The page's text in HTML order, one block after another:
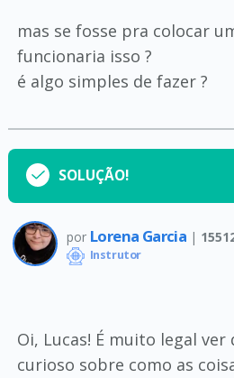
mas se fosse pra colocar
funcionaria isso ?
é algo simples de fazer ?
SOLUÇÃO!
por Lorena Garcia |
Instrutor
Oi, Lucas! É muito legal ver
curioso sobre como as